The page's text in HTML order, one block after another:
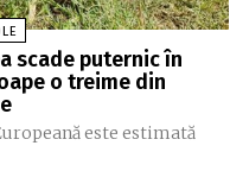
scade puternic în
o treime din
este estimată